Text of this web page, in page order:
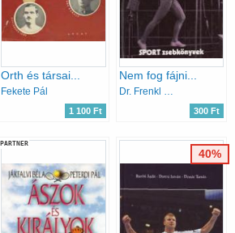
Orth és társai...
Fekete Pál
1 100 Ft
Nem fog fájni...
Dr. Frenkl Róbert
300 Ft
PARTNER
40%